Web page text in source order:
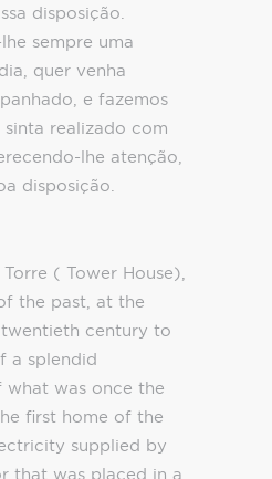
disposição.
sempre uma
quer venha
e fazemos
realizado com
lhe atenção,
disposição.
Torre ( Tower House),
the past, at the
century to
a splendid
was once the
first home of the
supplied by
that was placed in a